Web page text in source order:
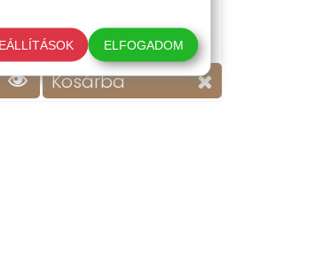
autóba, motorra, és minden
helyzetre.
Kosárba
ELFOGADOM